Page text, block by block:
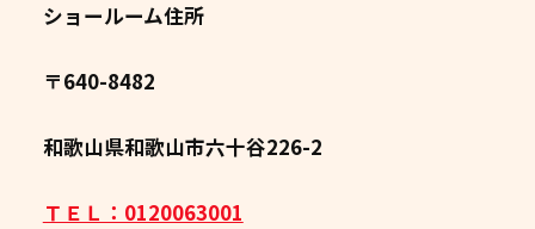
ショールーム住所
〒640-8482
和歌山県和歌山市六十谷226-2
ＴＥＬ：0120063001